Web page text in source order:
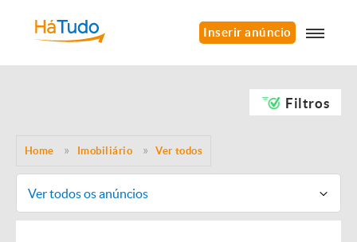
Inserir anúncio
Filtros
Home Imobiliário Ver todos
Ver todos os anúncios